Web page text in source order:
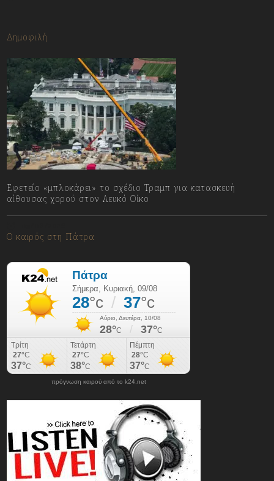
Δημοφιλή
Εφετείο «μπλοκάρει» το σχέδιο Τραμπ για κατασκευή
αίθουσας χορού στον Λευκό Οίκο
Ο καιρός στη Πάτρα
πρόγνωση καιρού από το k24.net